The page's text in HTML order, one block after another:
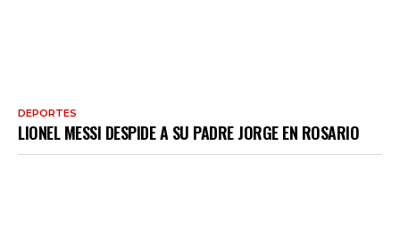
DEPORTES
LIONEL MESSI DESPIDE A SU PADRE JORGE EN ROSARIO